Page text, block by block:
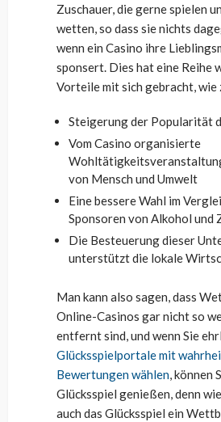
Zuschauer, die gerne spielen
wetten, so dass sie nichts
wenn ein Casino ihre
sponsert. Dies hat eine Reihe
Vorteile mit sich gebracht, wie
Steigerung der Popularität
Vom Casino organisierte
von Mensch und Umwelt
Eine bessere Wahl im
Sponsoren von Alkohol und
Die Besteuerung dieser
unterstützt die lokale
Man kann also sagen, dass
Online-Casinos gar nicht so
entfernt sind, und wenn Sie
Glücksspielportale mit
Bewertungen wählen, können
Glücksspiel genießen, denn
auch das Glücksspiel ein